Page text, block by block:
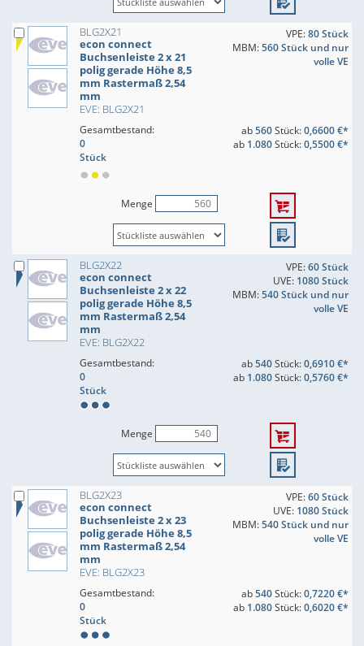
BLG2X21
econ connect
Buchsenleiste 2 x 21
polig gerade Höhe 8,5
mm Rastermaß 2,54
mm
EVE: BLG2X21
VPE:80 Stück
MBM:560 Stück und nur
volle VE
Gesamtbestand:
0
Stück
ab560Stück:0,6600 €*
ab 1.080Stück:0,5500 €*
Menge
BLG2X22
econ connect
Buchsenleiste 2 x 22
polig gerade Höhe 8,5
mm Rastermaß 2,54
mm
EVE: BLG2X22
VPE:60 Stück
UVE: 1080 Stück
MBM:540 Stück und nur
volle VE
Gesamtbestand:
0
Stück
ab540Stück:0,6910 €*
ab 1.080Stück:0,5760 €*
Menge
BLG2X23
econ connect
Buchsenleiste 2 x 23
polig gerade Höhe 8,5
mm Rastermaß 2,54
mm
EVE: BLG2X23
VPE:60 Stück
UVE: 1080 Stück
MBM:540 Stück und nur
volle VE
Gesamtbestand:
0
Stück
ab540Stück:0,7220 €*
ab 1.080Stück:0,6020 €*